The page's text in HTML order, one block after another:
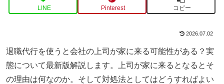
LINE Pinterest コピー
2026.07.02
退職代行を使うと会社の上司が家に来る可能性がある？実
態について最新版解説します。上司が家に来るとなるとそ
の理由は何なのか。そして対処法としてはどうすればよい